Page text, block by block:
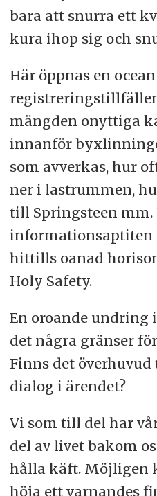
bara att snurra ett
kura ihop sig och
Här öppnas en
mängden onyttiga
innanför
som avverkas, hur
ner i lastrummen,
till Springsteen mm.
informationsaptiten
hittills oanad
Holy Safety.
En oroande undring
det några gränser
Finns det
dialog i ärendet?
Vi som till del har
del av livet bakom
hålla käft. Möjligen
höja ett varnandes